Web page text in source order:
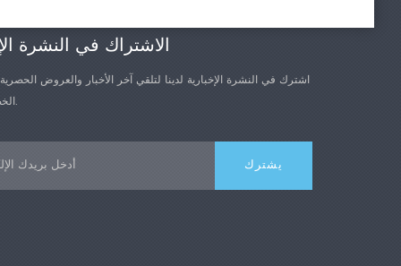
الاشتراك في النشرة
اشترك في النشرة الإخبارية لدينا لتلقي آخر الأخبار والعروض
الخصم الأخرى.